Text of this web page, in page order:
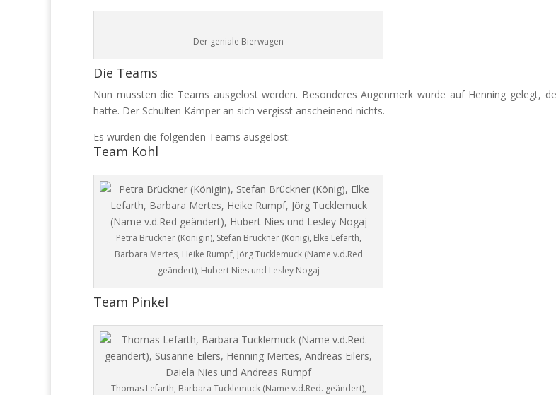
Der geniale Bierwagen
Die Teams
Nun mussten die Teams ausgelost werden. Besonderes Augenmerk wurde auf Henning gelegt,
hatte. Der Schulten Kämper an sich vergisst anscheinend nichts.
Es wurden die folgenden Teams ausgelost:
Team Kohl
Petra Brückner (Königin), Stefan Brückner (König), Elke Lefarth,
Barbara Mertes, Heike Rumpf, Jörg Tucklemuck (Name v.d.Red
geändert), Hubert Nies und Lesley Nogaj
Team Pinkel
Thomas Lefarth, Barbara Tucklemuck (Name v.d.Red. geändert),